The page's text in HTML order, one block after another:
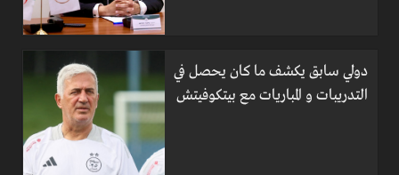
دولي سابق يكشف ما كان يحصل في
التدريبات و المباريات مع بيتكوفيتش